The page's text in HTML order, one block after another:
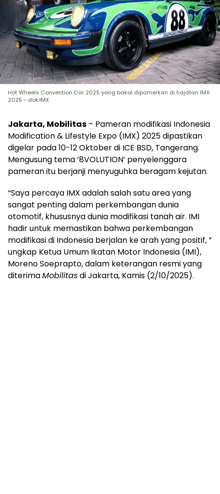
Hot Wheels Convention Car 2025 yang bakal dipamerkan di hajatan IMX
2025 - dok.IMX
Jakarta, Mobilitas – Pameran modifikasi Indonesia
Modification & Lifestyle Expo (IMX) 2025 dipastikan
digelar pada 10-12 Oktober di ICE BSD, Tangerang.
Mengusung tema ‘8VOLUTION’ penyelenggara
pameran itu berjanji menyuguhka beragam kejutan.
“Saya percaya IMX adalah salah satu area yang
sangat penting dalam perkembangan dunia
otomotif, khususnya dunia modifikasi tanah air. IMI
hadir untuk memastikan bahwa perkembangan
modifikasi di Indonesia berjalan ke arah yang positif, ”
ungkap Ketua Umum Ikatan Motor Indonesia (IMI),
Moreno Soeprapto, dalam keterangan resmi yang
diterimaMobilitasdi Jakarta, Kamis (2/10/2025).